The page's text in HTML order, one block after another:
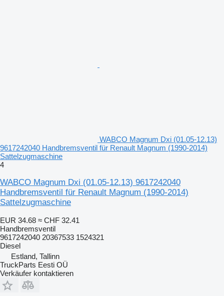
WABCO Magnum Dxi (01.05-12.13)
9617242040 Handbremsventil für Renault Magnum (1990-2014)
Sattelzugmaschine
4
WABCO Magnum Dxi (01.05-12.13) 9617242040
Handbremsventil für Renault Magnum (1990-2014)
Sattelzugmaschine
EUR 34.68 ≈ CHF 32.41
Handbremsventil
9617242040 20367533 1524321
Diesel
Estland, Tallinn
TruckParts Eesti OÜ
Verkäufer kontaktieren